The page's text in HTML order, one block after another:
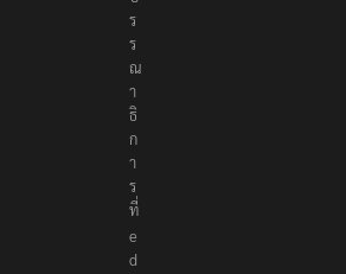
ร
ร
ณ
า
ธิ
ก
า
ร
ที่
e
d